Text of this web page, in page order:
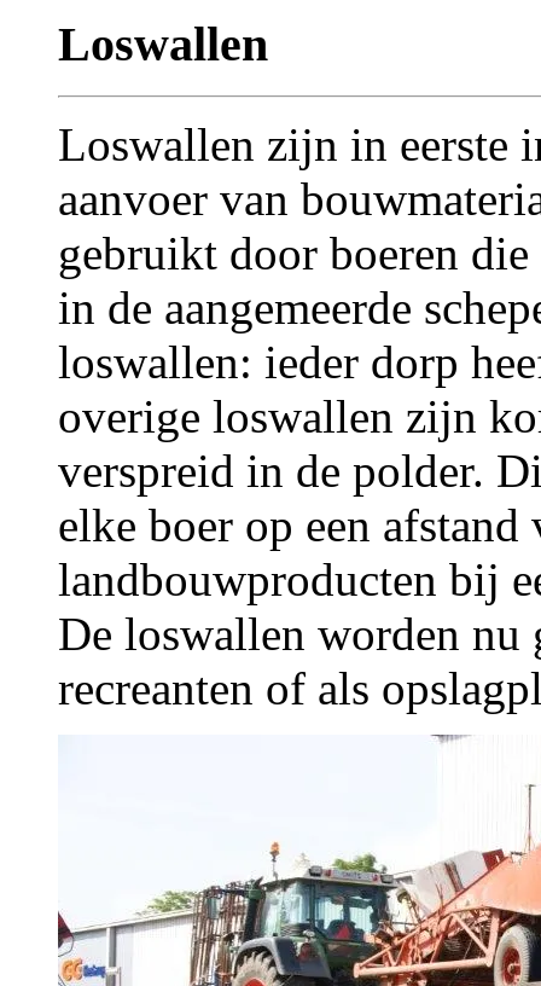
Loswallen
Loswallen zijn in eerste
aanvoer van
gebruikt door boeren
in de aangemeerde
loswallen: ieder dorp
overige loswallen zijn
verspreid in de polder.
elke boer op een
landbouwproducten bij
De loswallen worden
recreanten of als